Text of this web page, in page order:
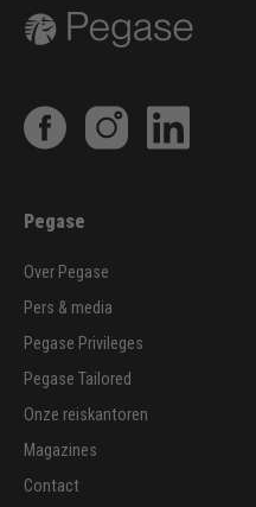
Pegase
Over Pegase
Pers & media
Pegase Privileges
Pegase Tailored
Onze reiskantoren
Magazines
Contact